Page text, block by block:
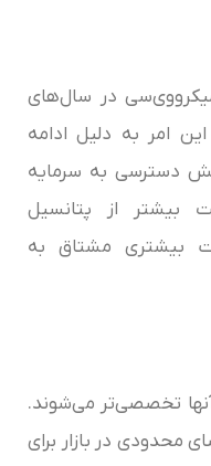
در سال‌های
امر به دلیل ادامه
دسترسی به سرمایه
بیشتر از پتانسیل
بیشتری مشتاق به
تخصصی‌تر می‌شوند.
محدودی در بازار برای